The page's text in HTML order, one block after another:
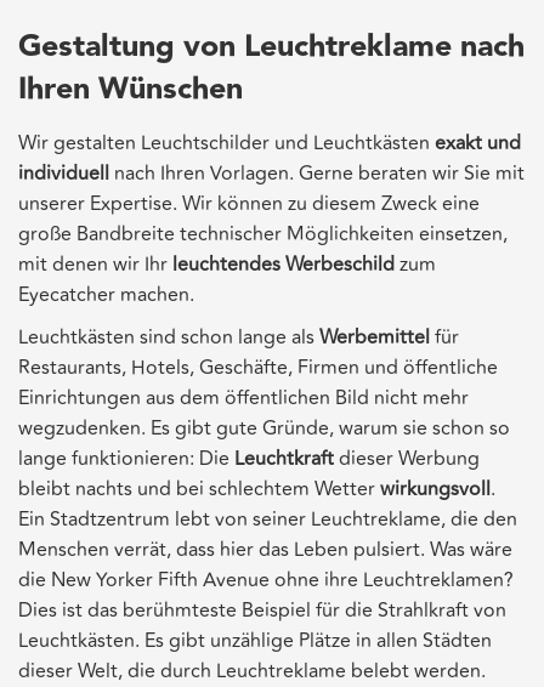
Gestaltung von Leuchtreklame nach
Ihren Wünschen
Wir gestalten Leuchtschilder und Leuchtkästen exakt und
individuell nach Ihren Vorlagen. Gerne beraten wir Sie mit
unserer Expertise. Wir können zu diesem Zweck eine
große Bandbreite technischer Möglichkeiten einsetzen,
mit denen wir Ihr leuchtendes Werbeschildzum
Eyecatcher machen.
Leuchtkästen sind schon lange alsWerbemittelfür
Restaurants, Hotels, Geschäfte, Firmen und öffentliche
Einrichtungen aus dem öffentlichen Bild nicht mehr
wegzudenken. Es gibt gute Gründe, warum sie schon so
lange funktionieren: Die Leuchtkraftdieser Werbung
bleibt nachts und bei schlechtem Wetterwirkungsvoll.
Ein Stadtzentrum lebt von seiner Leuchtreklame, die den
Menschen verrät, dass hier das Leben pulsiert. Was wäre
die New Yorker Fifth Avenue ohne ihre Leuchtreklamen?
Dies ist das berühmteste Beispiel für die Strahlkraft von
Leuchtkästen. Es gibt unzählige Plätze in allen Städten
dieser Welt, die durch Leuchtreklame belebt werden.